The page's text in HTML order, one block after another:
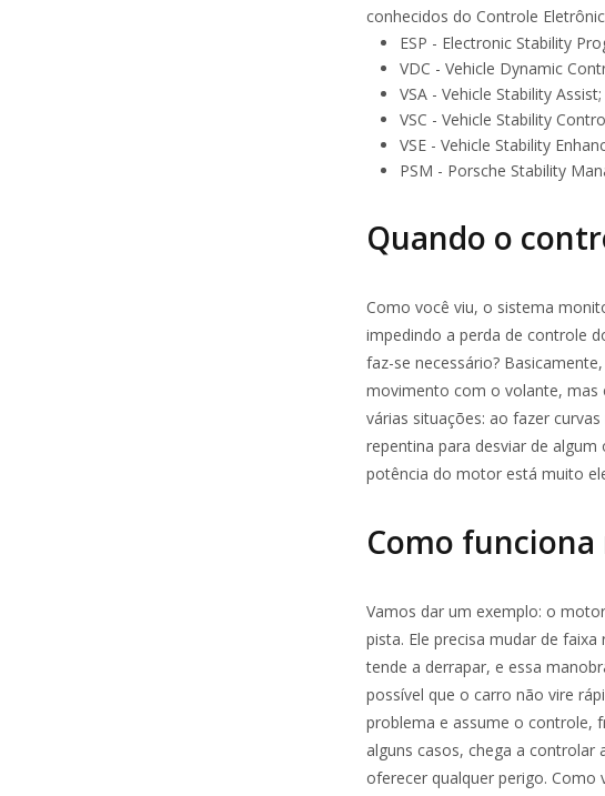
conhecidos do Controle
ESP - Electronic Stability
VDC - Vehicle Dynamic
VSA - Vehicle Stability Assist;
VSC - Vehicle Stability
VSE - Vehicle Stability
PSM - Porsche Stability
Quando o
Como você viu, o sistema
impedindo a perda de controle
faz-se necessário?
movimento com o volante,
várias situações: ao fazer
repentina para desviar de
potência do motor está muito
Como funciona
Vamos dar um exemplo: o
pista. Ele precisa mudar de
tende a derrapar, e essa
possível que o carro não vire
problema e assume o controle,
alguns casos, chega a
oferecer qualquer perigo.